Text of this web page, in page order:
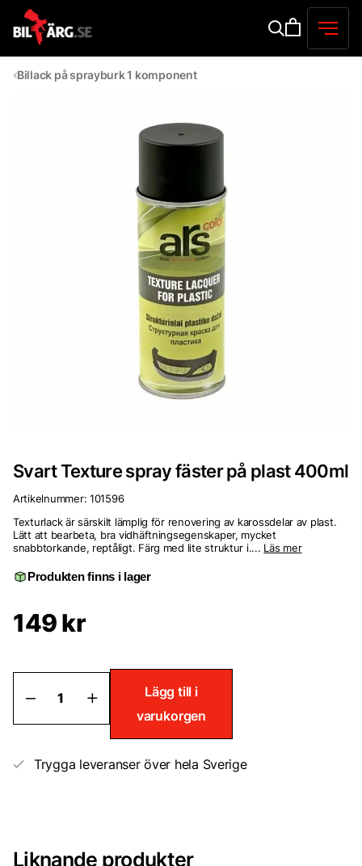
Billack på sprayburk 1 komponent
Svart Texture spray fäster på plast 400ml
Artikelnummer: 101596
Texturlack är särskilt lämplig för renovering av karossdelar av plast.
Lätt att bearbeta, bra vidhäftningsegenskaper, mycket
snabbtorkande, reptåligt. Färg med lite struktur i.... Läs mer
Produkten finns i lager
149kr
Svart
Texture
spray
plast
Lägg till i
varukorgen
Trygga leveranser över hela Sverige
Liknande produkter